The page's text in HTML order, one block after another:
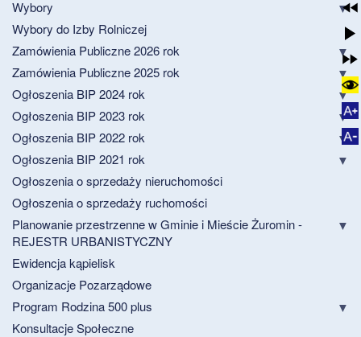
Wybory
Wybory do Izby Rolniczej
Zamówienia Publiczne 2026 rok
Zamówienia Publiczne 2025 rok
Ogłoszenia BIP 2024 rok
Ogłoszenia BIP 2023 rok
Ogłoszenia BIP 2022 rok
Ogłoszenia BIP 2021 rok
Ogłoszenia o sprzedaży nieruchomości
Ogłoszenia o sprzedaży ruchomości
Planowanie przestrzenne w Gminie i Mieście Żuromin -
REJESTR URBANISTYCZNY
Ewidencja kąpielisk
Organizacje Pozarządowe
Program Rodzina 500 plus
Konsultacje Społeczne